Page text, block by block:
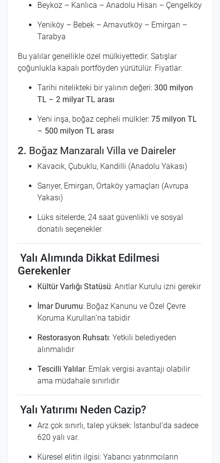
Beykoz – Kanlıca – Anadolu Hisarı – Çengelköy
Yeniköy – Bebek – Arnavutköy – Emirgan –
Tarabya
Bu yalılar genellikle özel mülkiyettedir. Satışlar
çoğunlukla kapalı portföyden yürütülür. Fiyatlar:
Tarihi nitelikteki bir yalının değeri: 300 milyon
TL – 2 milyar TL arası
Yeni inşa, boğaz cepheli mülkler: 75 milyon TL
– 500 milyon TL arası
2. Boğaz Manzaralı Villa ve Daireler
Kavacık, Çubuklu, Kandilli (Anadolu Yakası)
Sarıyer, Emirgan, Ortaköy yamaçları (Avrupa
Yakası)
Lüks sitelerde, 24 saat güvenlikli ve sosyal
donatılı seçenekler
Yalı Alımında Dikkat Edilmesi
Gerekenler
Kültür Varlığı Statüsü: Anıtlar Kurulu izni gerekir
İmar Durumu: Boğaz Kanunu ve Özel Çevre
Koruma Kurulları’na tabidir
Restorasyon Ruhsatı: Yetkili belediyeden
alınmalıdır
Tescilli Yalılar: Emlak vergisi avantajı olabilir
ama müdahale sınırlıdır
Yalı Yatırımı Neden Cazip?
Arz çok sınırlı, talep yüksek: İstanbul’da sadece
620 yalı var.
Küresel elitin ilgisi: Yabancı yatırımcıların